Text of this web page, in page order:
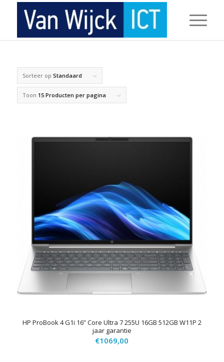
Sorteer op Standaard
Toon 15 Producten per pagina
HP ProBook 4 G1i 16” Core Ultra 7 255U 16GB 512GB W11P 2
jaar garantie
€1069,00